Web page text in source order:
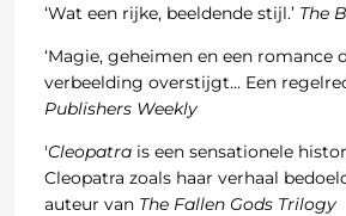
‘Wat een rijke, beeldende stijl.’ The
‘Magie, geheimen en een romance
verbeelding overstijgt... Een
Publishers Weekly
'Cleopatrais een sensationele
Cleopatra zoals haar verhaal
auteur van The Fallen Gods Trilogy